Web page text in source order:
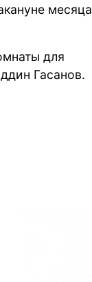
месяца
для
Гасанов.